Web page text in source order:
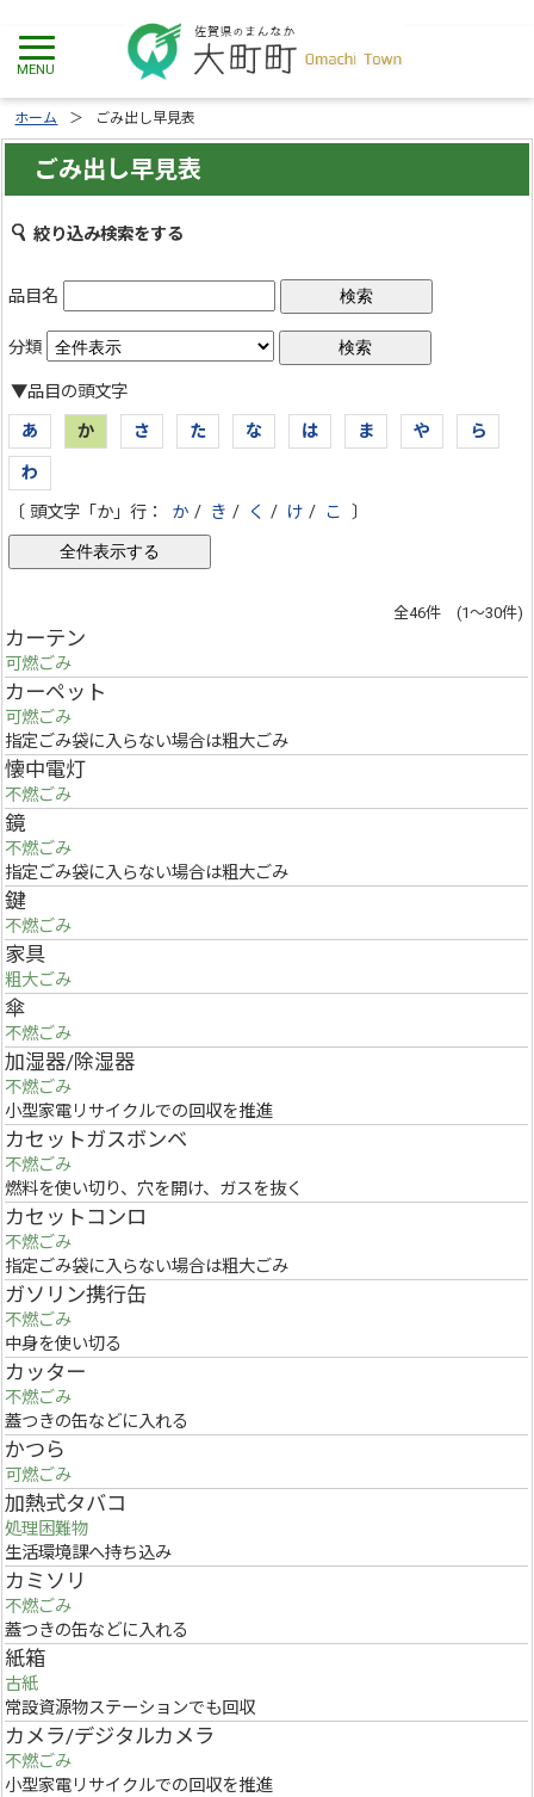
ホーム ごみ出し早見表
ごみ出し早見表
絞り込み検索をする
品目名
分類
▼品目の頭文字
あ
か さ た な は ま や ら
わ
〔 頭文字「か」行：
か / き / く / け / こ 〕
全46件 (1～30件)
カーテン
可燃ごみ
カーペット
可燃ごみ
指定ごみ袋に入らない場合は粗大ごみ
懐中電灯
不燃ごみ
鏡
不燃ごみ
指定ごみ袋に入らない場合は粗大ごみ
鍵
不燃ごみ
家具
粗大ごみ
傘
不燃ごみ
加湿器/除湿器
不燃ごみ
小型家電リサイクルでの回収を推進
カセットガスボンベ
不燃ごみ
燃料を使い切り、穴を開け、ガスを抜く
カセットコンロ
不燃ごみ
指定ごみ袋に入らない場合は粗大ごみ
ガソリン携行缶
不燃ごみ
中身を使い切る
カッター
不燃ごみ
蓋つきの缶などに入れる
かつら
可燃ごみ
加熱式タバコ
処理困難物
生活環境課へ持ち込み
カミソリ
不燃ごみ
蓋つきの缶などに入れる
紙箱
古紙
常設資源物ステーションでも回収
カメラ/デジタルカメラ
不燃ごみ
小型家電リサイクルでの回収を推進